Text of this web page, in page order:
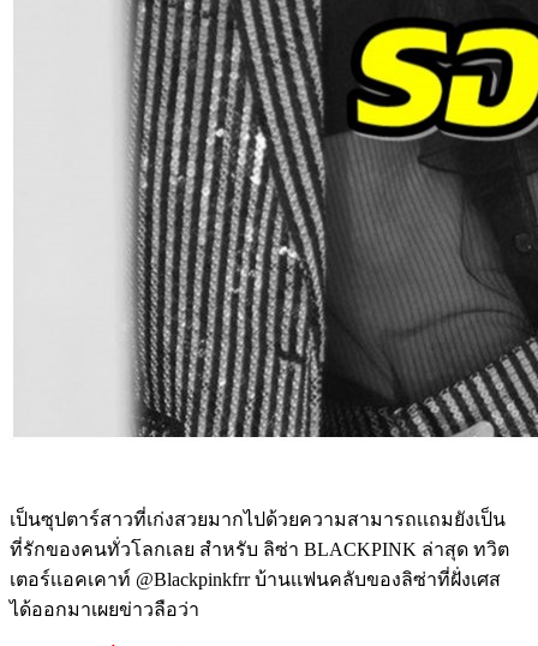
เป็นซุปตาร์สาวที่เก่งสวยมากไปด้วยความสามารถเเถมยังเป็น
ที่รักของคนทั่วโลกเลย สำหรับ ลิซ่า BLACKPINK ล่าสุด ทวิต
เตอร์เเอคเคาท์ @Blackpinkfrr บ้านเเฟนคลับของลิซ่าที่ฝั่งเศส
ได้ออกมาเผยข่าวลือว่า